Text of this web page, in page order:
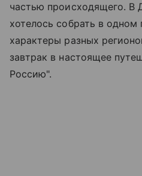
частью происходящего. В
хотелось собрать в одном
характеры разных
завтрак в настоящее
Россию".